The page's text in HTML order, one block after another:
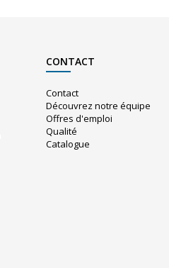
CONTACT
Contact
Découvrez notre équipe
Offres d'emploi
Qualité
Catalogue